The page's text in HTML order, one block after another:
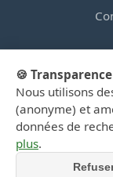
© 2026
🍪
Nous utilisons
(anonyme) et
données de
plus.